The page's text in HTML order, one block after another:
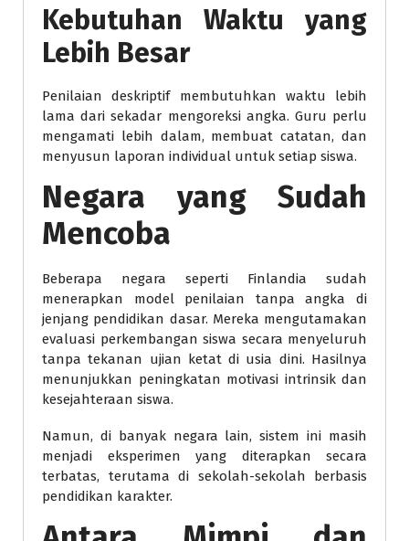
Kebutuhan Waktu yang
Lebih Besar
Penilaian deskriptif membutuhkan waktu lebih
lama dari sekadar mengoreksi angka. Guru perlu
mengamati lebih dalam, membuat catatan, dan
menyusun laporan individual untuk setiap siswa.
Negara yang Sudah
Mencoba
Beberapa negara seperti Finlandia sudah
menerapkan model penilaian tanpa angka di
jenjang pendidikan dasar. Mereka mengutamakan
evaluasi perkembangan siswa secara menyeluruh
tanpa tekanan ujian ketat di usia dini. Hasilnya
menunjukkan peningkatan motivasi intrinsik dan
kesejahteraan siswa.
Namun, di banyak negara lain, sistem ini masih
menjadi eksperimen yang diterapkan secara
terbatas, terutama di sekolah-sekolah berbasis
pendidikan karakter.